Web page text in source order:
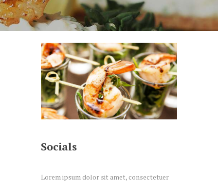
Socials
Lorem ipsum dolor sit amet, consectetuer